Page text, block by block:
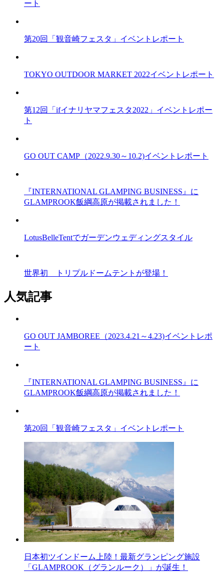
ート
第20回「観音崎フェスタ」イベントレポート
TOKYO OUTDOOR MARKET 2022イベントレポート
第12回「ifイナリヤマフェスタ2022」イベントレポー
ト
GO OUT CAMP（2022.9.30～10.2)イベントレポート
『INTERNATIONAL GLAMPING BUSINESS』に
GLAMPROOK飯綱高原が掲載されました！
LotusBelleTentでガーデンウェディングスタイル
世界初 トリプルドームテントが登場！
人気記事
GO OUT JAMBOREE（2023.4.21～4.23)イベントレポ
ート
『INTERNATIONAL GLAMPING BUSINESS』に
GLAMPROOK飯綱高原が掲載されました！
第20回「観音崎フェスタ」イベントレポート
日本初ツインドーム上陸！最新グランピング施設
「GLAMPROOK（グランルーク）」が誕生！